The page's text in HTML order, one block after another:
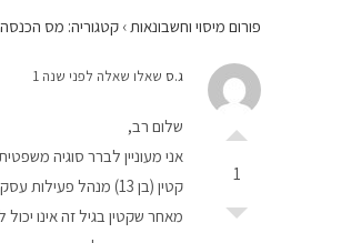
פורום מיסוי וחשבונאות› קטגוריה: מס הכנסה
1
ג.ס שאלו שאלה לפני שנה 1
שלום רב,
אני מעוניין לברר סוגיה
קטין (בן 13) מנהל פעילות עסקית שמייצרת הכנסות (מכירות אונליין).
מאחר שקטין בגיל זה אינו